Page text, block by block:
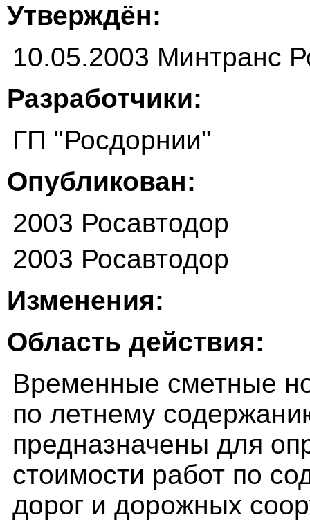
Утверждён:
10.05.2003 Минтранс
Разработчики:
ГП "Росдорнии"
Опубликован:
2003 Росавтодор
2003 Росавтодор
Изменения:
Область действия:
Временные сметные
по летнему
предназначены для
стоимости работ по
дорог и дорожных